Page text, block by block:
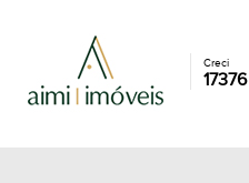
Creci
17376